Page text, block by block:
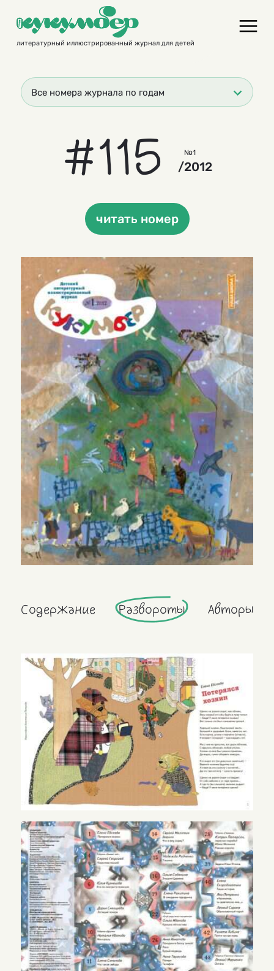
contentлитературный иллюстрированный журнал для детей
Все номера журнала по годам
#115 №1
/2012
читать номер
Содержание Развороты Авторы